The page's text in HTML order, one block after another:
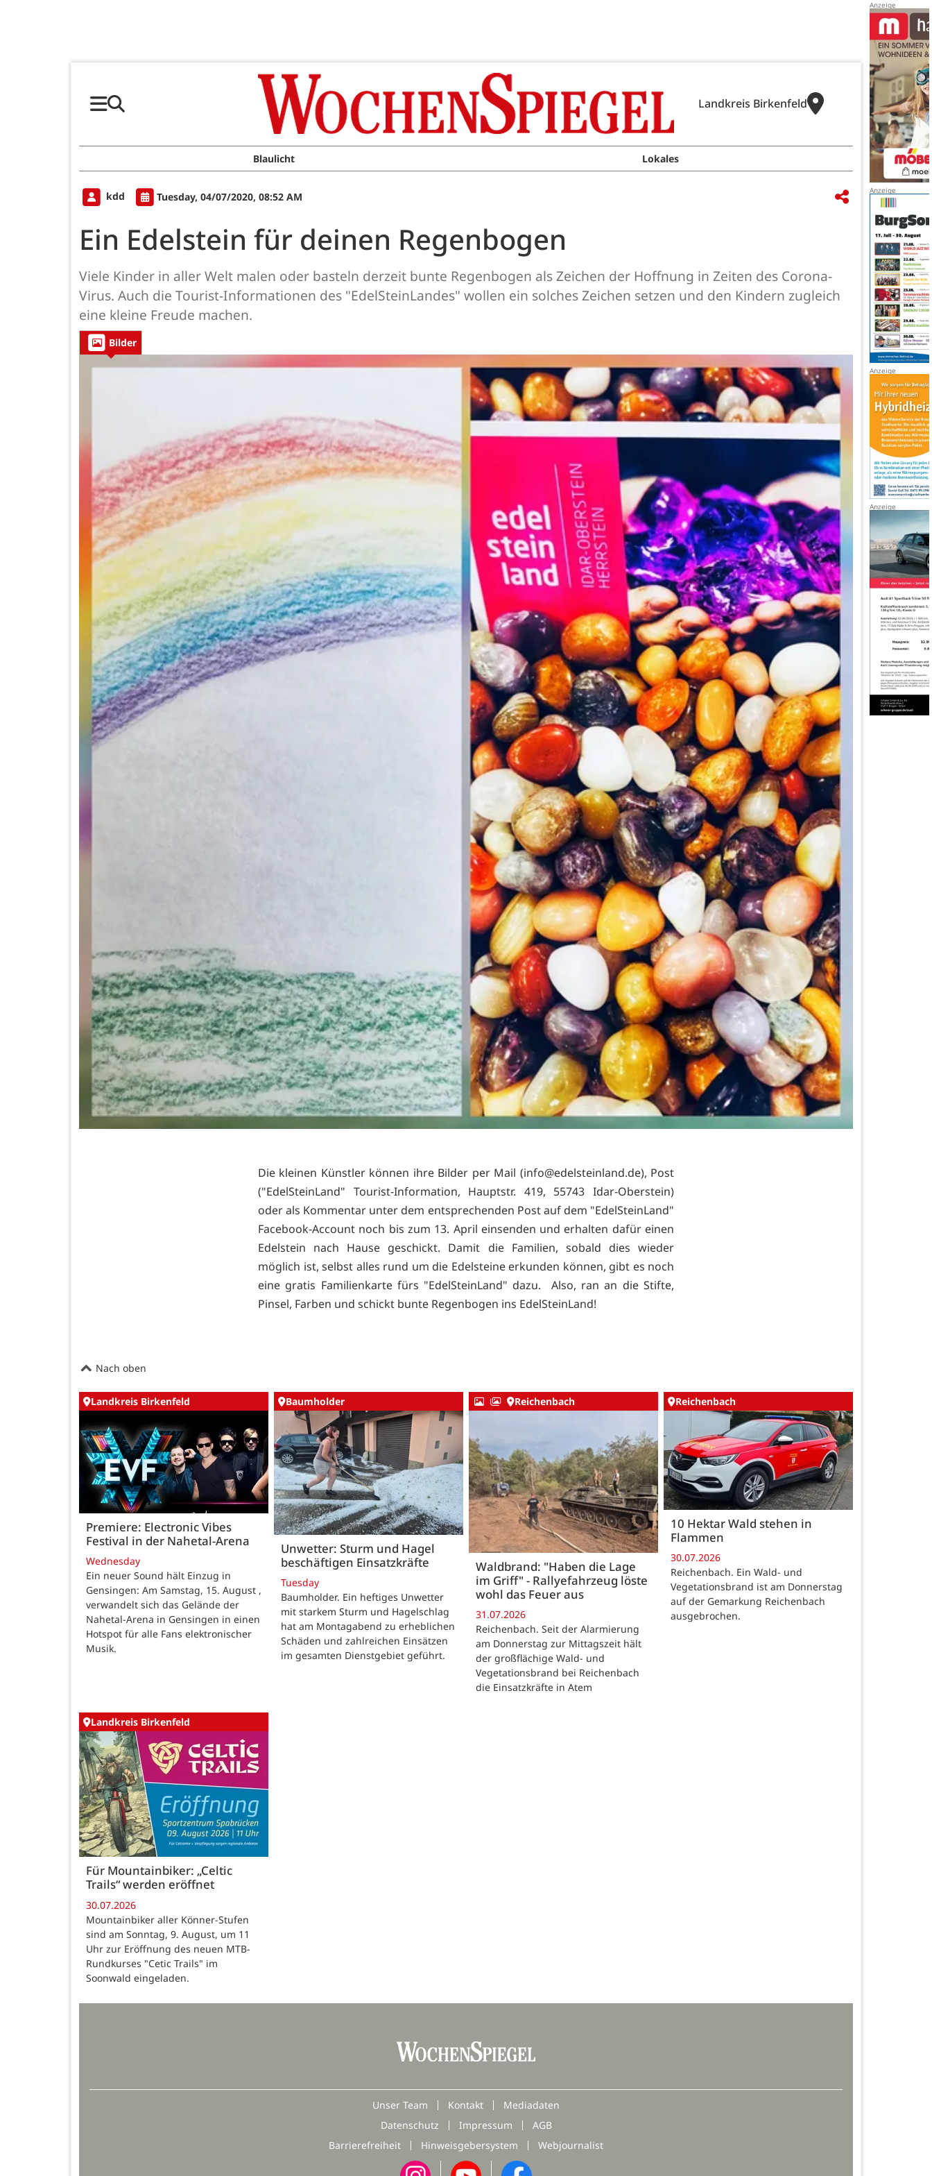
Landkreis Birkenfeld
Blaulicht Lokales
kdd Tuesday, 04/07/2020, 08:52 AM
Ein Edelstein für deinen Regenbogen
Viele Kinder in aller Welt malen oder basteln derzeit bunte Regenbogen als Zeichen der Hoffnung in Zeiten des Corona-
Virus. Auch die Tourist-Informationen des "EdelSteinLandes" wollen ein solches Zeichen setzen und den Kindern zugleich
eine kleine Freude machen.
Bilder
Die kleinen Künstler können ihre Bilder per Mail (info@edelsteinland.de), Post
("EdelSteinLand" Tourist-Information, Hauptstr. 419, 55743 Idar-Oberstein)
oder als Kommentar unter dem entsprechenden Post auf dem "EdelSteinLand"
Facebook-Account noch bis zum 13. April einsenden und erhalten dafür einen
Edelstein nach Hause geschickt. Damit die Familien, sobald dies wieder
möglich ist, selbst alles rund um die Edelsteine erkunden können, gibt es noch
eine gratis Familienkarte fürs "EdelSteinLand" dazu. Also, ran an die Stifte,
Pinsel, Farben und schickt bunte Regenbogen ins EdelSteinLand!
Nach oben
Landkreis Birkenfeld
Premiere: Electronic Vibes
Festival in der Nahetal-Arena
Wednesday
Ein neuer Sound hält Einzug in
Gensingen: Am Samstag, 15. August ,
verwandelt sich das Gelände der
Nahetal-Arena in Gensingen in einen
Hotspot für alle Fans elektronischer
Musik.
Baumholder
Unwetter: Sturm und Hagel
beschäftigen Einsatzkräfte
Tuesday
Baumholder. Ein heftiges Unwetter
mit starkem Sturm und Hagelschlag
hat am Montagabend zu erheblichen
Schäden und zahlreichen Einsätzen
im gesamten Dienstgebiet geführt.
Reichenbach
Waldbrand: "Haben die Lage
im Griff" - Rallyefahrzeug löste
wohl das Feuer aus
31.07.2026
Reichenbach. Seit der Alarmierung
am Donnerstag zur Mittagszeit hält
der großflächige Wald- und
Vegetationsbrand bei Reichenbach
die Einsatzkräfte in Atem
Reichenbach
10 Hektar Wald stehen in
Flammen
30.07.2026
Reichenbach. Ein Wald- und
Vegetationsbrand ist am Donnerstag
auf der Gemarkung Reichenbach
ausgebrochen.
Landkreis Birkenfeld
Für Mountainbiker: „Celtic
Trails“ werden eröffnet
30.07.2026
Mountainbiker aller Könner-Stufen
sind am Sonntag, 9. August, um 11
Uhr zur Eröffnung des neuen MTB-
Rundkurses "Cetic Trails" im
Soonwald eingeladen.
Unser Team Kontakt
Mediadaten
Datenschutz
Impressum
AGB
Barrierefreiheit
Hinweisgebersystem Webjournalist